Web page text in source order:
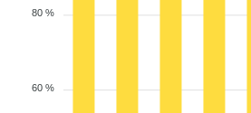
80 %
60 %